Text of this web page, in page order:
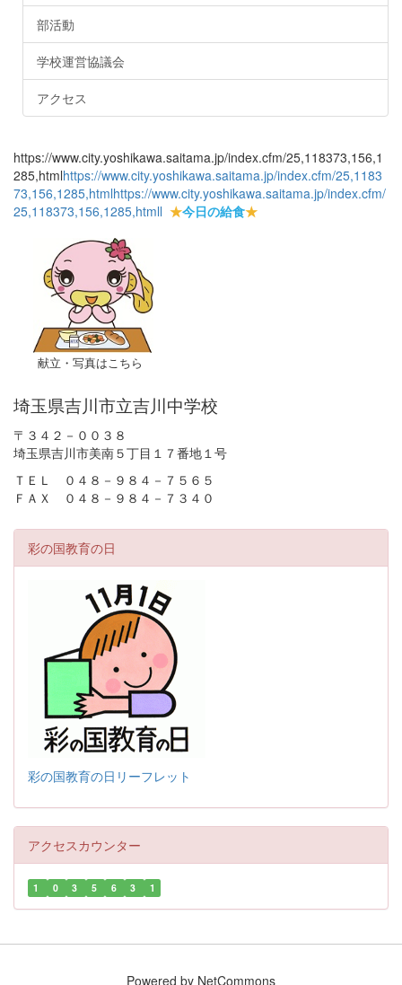
部活動
学校運営協議会
アクセス
https://www.city.yoshikawa.saitama.jp/index.cfm/25,118373,156,1
285,htmlhttps://www.city.yoshikawa.saitama.jp/index.cfm/25,1183
73,156,1285,htmlhttps://www.city.yoshikawa.saitama.jp/index.cfm/
25,118373,156,1285,htmll ★今日の給食★
献立・写真はこちら
埼玉県吉川市立吉川中学校
〒３４２－００３８
埼玉県吉川市美南５丁目１７番地１号
ＴＥＬ ０４８－９８４－７５６５
ＦＡＸ ０４８－９８４－７３４０
彩の国教育の日
彩の国教育の日リーフレット
アクセスカウンター
1 0 3 5 6 3 1
Powered by NetCommons